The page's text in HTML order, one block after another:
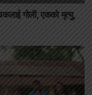
गोली, एकको मृत्यु,